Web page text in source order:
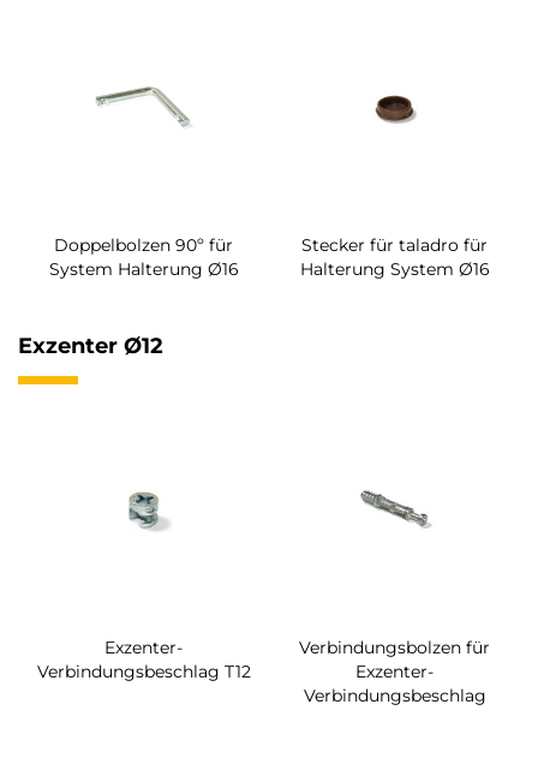
Doppelbolzen 90º für
System Halterung Ø16
Stecker für taladro für
Halterung System Ø16
Exzenter Ø12
Exzenter-
Verbindungsbeschlag T12
Verbindungsbolzen für
Exzenter-
Verbindungsbeschlag